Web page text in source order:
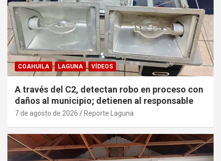
COAHUILA LAGUNA VÍDEOS
A través del C2, detectan robo en proceso con
daños al municipio; detienen al responsable
7 de agosto de 2026 Reporte Laguna